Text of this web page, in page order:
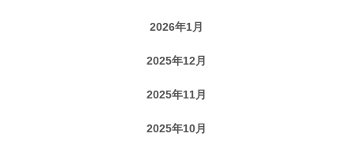
2026年1月
2025年12月
2025年11月
2025年10月